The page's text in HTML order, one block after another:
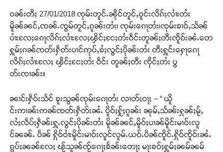
ဝၼ်းတီႈ 27/01/2018 ၸုမ်းတူင်ႉၼိုင်တူင်ႇဝူင်းလိၵ်ႈလၢႆးတႆး
မိူၼ်ၼင်ႇၸၼ်ႉၸွမ်တူင်ႇၵူၼ်းတႆး၊ ၸုမ်းၵေႃတႆး၊ၸုမ်းၶၢဝ်ႇသႅၼ်
ပၢႆးလႄႈၵေႃလိၵ်ႈလၢႆးလႄႈၾိင်ႈငႄႈတႆးဝဵင်းတူၼ်ႈတီးၸိူဝ်းၼႆႉတေ
ႁူမ်ႈၵၼ်ၸတ်းႁဵတ်းပၢင်ဢုပ်ႇၶႆႈလွင်ႈပိုၼ်းတႆး တီႈႁူင်းႁေႃၵေႃ
လိၵ်ႈလၢႆးလႄႈ ၾိင်ႈငႄႈတႆး ဝဵင်း တူၼ်ႈတီး ၸိုင်ႈတႆး ပွ
တ်းၸၢၼ်း။
ၼၢင်းႁဵဝ်းသႅင် ၶူးသွၼ်ၸုမ်းၵေႃတႆး လၢတ်ႈဝႃႈ – “ ယိူ
င်းဢၢၼ်းဢၼ်ၸတ်းႁဵတ်းၼႆႉ ပိူဝ်ႈႁႂ်ႈၵူၼ်း ၼုမ်ႇသႅၼ်းႁုၼ်ႈမႂ်ႇ
လႆႈလဵပ်ႈႁဵၼ်းႁူႉလွင်ႈပိုၼ်းတႆး မိူၼ်ၼင်ႇမိူဝ်ႈပၢၼ်မိူင်းမၢဝ်းလူ
င်ၼၼ်ႉ ပဵၼ် ႁိုဝ်ဝၢႆးမိူင်းမၢဝ်းလူင်လူမ်ႉယဝ်ႉပဵၼ်ၸိူင်ႉႁိုဝ်ၸိူဝ်းၼႆႉ
ၵွပ်ႈၼၼ်လႄႈ ၽႂ်သူၼ်ၸႂ်ၵေႃႈၶႅၼ်းတေႃႈ မႃးၶဝ်ႈႁူမ်ႈၼမ်ၼမ်